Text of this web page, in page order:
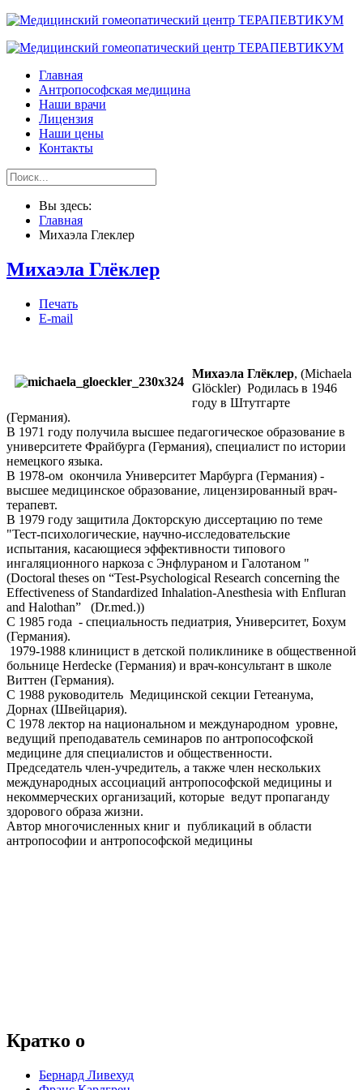
Главная
Антропософская медицина
Наши врачи
Лицензия
Наши цены
Контакты
Вы здесь:
Главная
Михаэла Глеклер
Михаэла Глёклер
Печать
E-mail
Михаэла Глёклер, (Michaela
Glöckler) Родилась в 1946
году в Штутгарте
(Германия).
В 1971 году получила высшее педагогическое образование в
университете Фрайбурга (Германия), специалист по истории
немецкого языка.
В 1978-ом окончила Университет Марбурга (Германия) -
высшее медицинское образование, лицензированный врач-
терапевт.
В 1979 году защитила Докторскую диссертацию по теме
"Тест-психологические, научно-исследовательские
испытания, касающиеся эффективности типового
ингаляционного наркоза с Энфлураном и Галотаном "
(Doctoral theses on “Test-Psychological Research concerning the
Effectiveness of Standardized Inhalation-Anesthesia with Enfluran
and Halothan” (Dr.med.))
С 1985 года - специальность педиатрия, Университет, Бохум
(Германия).
1979-1988 клиницист в детской поликлинике в общественной
больнице Herdecke (Германия) и врач-консультант в школе
Виттен (Германия).
С 1988 руководитель Медицинской секции Гетеанума,
Дорнах (Швейцария).
С 1978 лектор на национальном и международном уровне,
ведущий преподаватель семинаров по антропософской
медицине для специалистов и общественности.
Председатель член-учредитель, а также член нескольких
международных ассоциаций антропософской медицины и
некоммерческих организаций, которые ведут пропаганду
здорового образа жизни.
Автор многочисленных книг и публикаций в области
антропософии и антропософской медицины
Кратко о
Бернард Ливехуд